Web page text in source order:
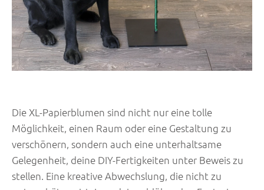
Die XL-Papierblumen sind nicht nur eine tolle
Möglichkeit, einen Raum oder eine Gestaltung zu
verschönern, sondern auch eine unterhaltsame
Gelegenheit, deine DIY-Fertigkeiten unter Beweis zu
stellen. Eine kreative Abwechslung, die nicht zu